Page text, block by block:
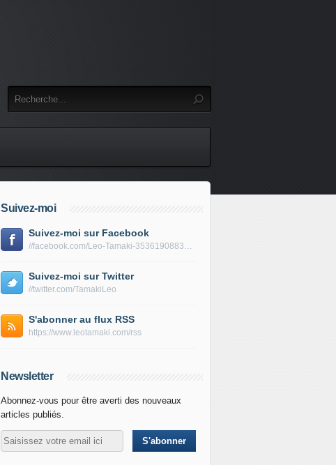
Suivez-moi
Suivez-moi sur Facebook
//facebook.com/Leo-Tamaki-353619088319688/
Suivez-moi sur Twitter
//twitter.com/TamakiLeo
S'abonner au flux RSS
https://www.leotamaki.com/rss
Newsletter
Abonnez-vous pour être averti des nouveaux
articles publiés.